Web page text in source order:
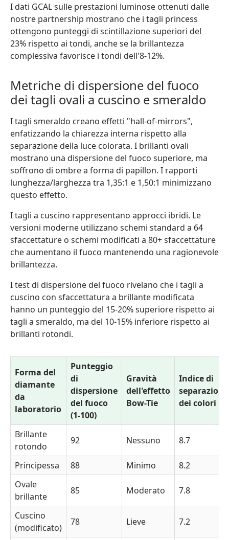
I dati GCAL sulle prestazioni luminose ottenuti dalle
nostre partnership mostrano che i tagli princess
ottengono punteggi di scintillazione superiori del
23% rispetto ai tondi, anche se la brillantezza
complessiva favorisce i tondi dell'8-12%.
Metriche di dispersione del fuoco
dei tagli ovali a cuscino e smeraldo
I tagli smeraldo creano effetti "hall-of-mirrors",
enfatizzando la chiarezza interna rispetto alla
separazione della luce colorata. I brillanti ovali
mostrano una dispersione del fuoco superiore, ma
soffrono di ombre a forma di papillon. I rapporti
lunghezza/larghezza tra 1,35:1 e 1,50:1 minimizzano
questo effetto.
I tagli a cuscino rappresentano approcci ibridi. Le
versioni moderne utilizzano schemi standard a 64
sfaccettature o schemi modificati a 80+ sfaccettature
che aumentano il fuoco mantenendo una ragionevole
brillantezza.
I test di dispersione del fuoco rivelano che i tagli a
cuscino con sfaccettatura a brillante modificata
hanno un punteggio del 15-20% superiore rispetto ai
tagli a smeraldo, ma del 10-15% inferiore rispetto ai
brillanti rotondi.
Forma del
diamante
da
laboratorio
Punteggio
di
dispersione
del fuoco
(1-100)
Gravità
dell'effetto
Bow-Tie
Indice di
separazione
dei colori
Brillante
rotondo
92 Nessuno 8.7
Principessa 88 Minimo
8.2
Ovale
brillante
85 Moderato 7.8
Cuscino
(modificato)
78 Lieve 7.2